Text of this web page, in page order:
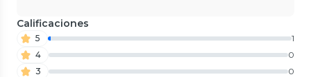
Calificaciones
5
1
4
0
3
0